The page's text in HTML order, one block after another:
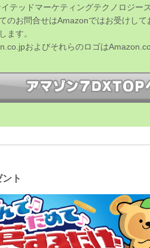
テッドマーケティングテクノロジー
のお問合せはAmazonではお受けして
ます。
およびそれらのロゴは
ト